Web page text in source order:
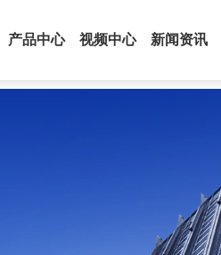
产品中心 视频中心 新闻资讯